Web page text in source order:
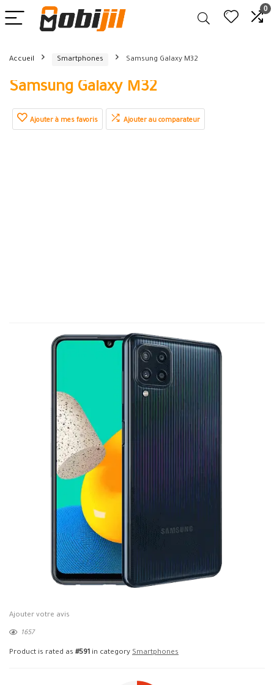
0
Accueil Smartphones Samsung Galaxy M32
Samsung Galaxy M32
Ajouter à mes favoris Ajouter au comparateur
Ajouter votre avis
1657
Product is rated as #591 in category Smartphones